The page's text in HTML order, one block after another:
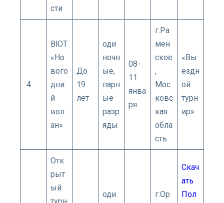
сти
4
ВЮТ
«Но
вого
дни
й
вол
ан»
До
19
лет
оди
ночн
ые,
парн
ые
разр
яды
08-
11
янва
ря
г.Ра
мен
ское
,
Мос
ковс
кая
обла
сть
«Вы
ездн
ой
турн
ир»
Отк
рыт
ый
оди
г.Ор
Скач
ать
Пол